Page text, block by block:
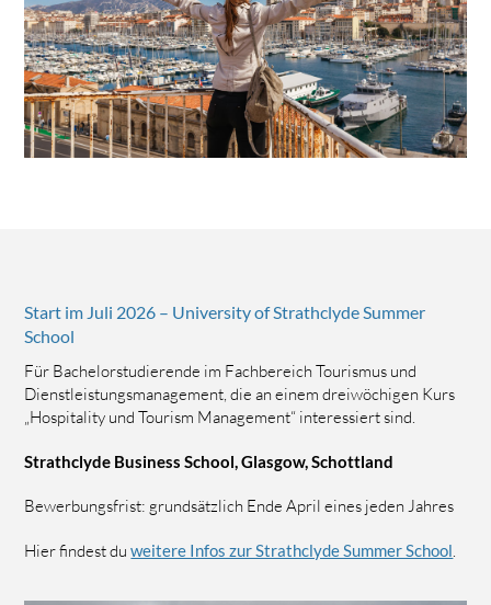
Start im Juli 2026 – University of Strathclyde Summer
School
Für Bachelorstudierende im Fachbereich Tourismus und
Dienstleistungsmanagement, die an einem dreiwöchigen Kurs
„Hospitality und Tourism Management“ interessiert sind.
Strathclyde Business School, Glasgow, Schottland
Bewerbungsfrist: grundsätzlich Ende April eines jeden Jahres
Hier findest duweitere Infos zur Strathclyde Summer School.